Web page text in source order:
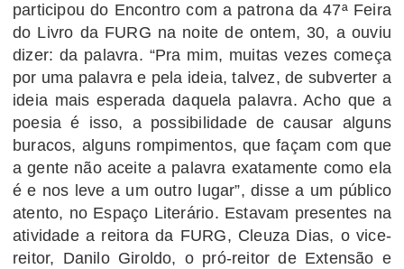
participou do Encontro com a patrona da 47ª Feira
do Livro da FURG na noite de ontem, 30, a ouviu
dizer: da palavra. “Pra mim, muitas vezes começa
por uma palavra e pela ideia, talvez, de subverter a
ideia mais esperada daquela palavra. Acho que a
poesia é isso, a possibilidade de causar alguns
buracos, alguns rompimentos, que façam com que
a gente não aceite a palavra exatamente como ela
é e nos leve a um outro lugar”, disse a um público
atento, no Espaço Literário. Estavam presentes na
atividade a reitora da FURG, Cleuza Dias, o vice-
reitor, Danilo Giroldo, o pró-reitor de Extensão e